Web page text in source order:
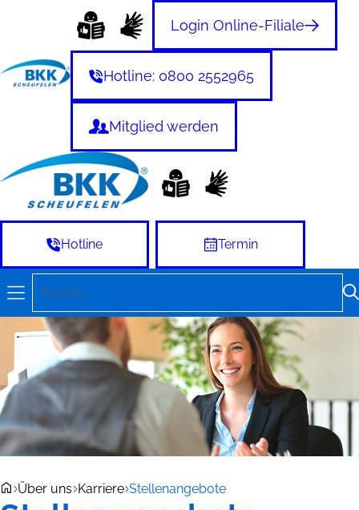
Login Online-Filiale
Hotline: 0800 2552965
Mitglied werden
Hotline Termin
Suchen
Über uns Karriere Stellenangebote